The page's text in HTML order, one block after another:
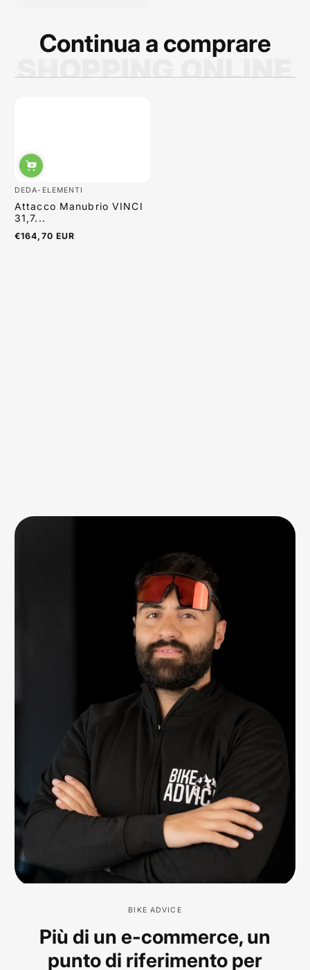
Continua a comprare
SHOPPING ONLINE
DEDA-ELEMENTI
Attacco Manubrio VINCI
31,7...
Regulärer
€164,70 EUR
BIKE ADVICE
Più di un e-commerce, un
punto di riferimento per